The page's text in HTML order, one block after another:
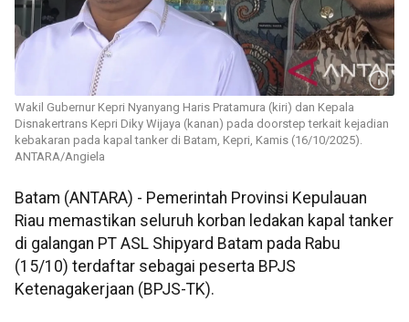
Wakil Gubernur Kepri Nyanyang Haris Pratamura (kiri) dan Kepala
Disnakertrans Kepri Diky Wijaya (kanan) pada doorstep terkait kejadian
kebakaran pada kapal tanker di Batam, Kepri, Kamis (16/10/2025).
ANTARA/Angiela
Batam (ANTARA) - Pemerintah Provinsi Kepulauan
Riau memastikan seluruh korban ledakan kapal tanker
di galangan PT ASL Shipyard Batam pada Rabu
(15/10) terdaftar sebagai peserta BPJS
Ketenagakerjaan (BPJS-TK).